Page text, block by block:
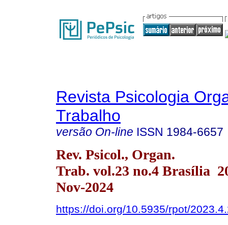
Revista Psicologia
Trabalho
versão On-line ISSN 1984-6657
Rev. Psicol., Organ.
Trab. vol.23 no.4 Brasília
Nov-2024
https://doi.org/10.5935/rpot/